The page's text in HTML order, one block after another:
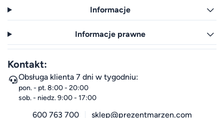
Informacje
Informacje prawne
Kontakt:
Obsługa klienta 7 dni w tygodniu:
pon. - pt. 8:00 - 20:00
sob. - niedz. 9:00 - 17:00
600 763 700 sklep@prezentmarzen.com